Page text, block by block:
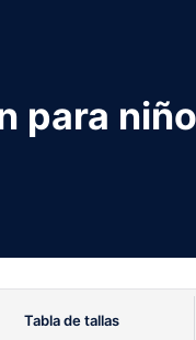
para
Tabla de tallas